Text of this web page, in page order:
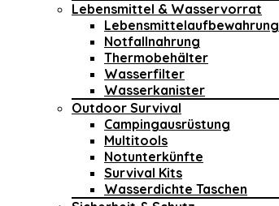
Lebensmittel & Wasservorrat
Lebensmittelaufbewahrung
Notfallnahrung
Thermobehälter
Wasserfilter
Wasserkanister
Outdoor Survival
Campingausrüstung
Multitools
Notunterkünfte
Survival Kits
Wasserdichte Taschen